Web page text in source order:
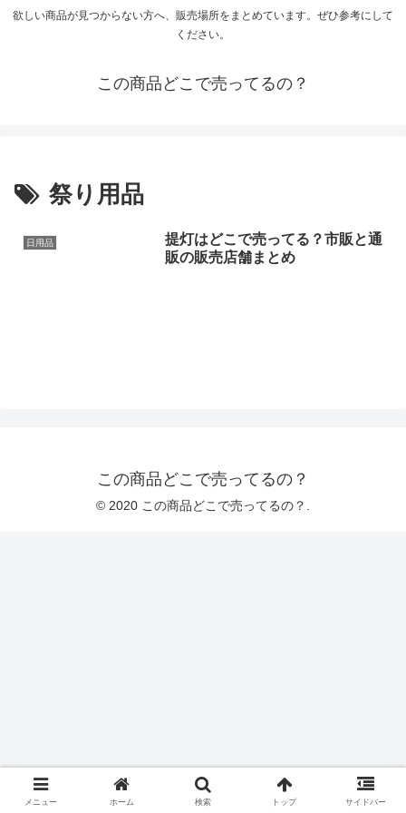
欲しい商品が見つからない方へ、販売場所をまとめています。ぜひ参考にして
ください。
この商品どこで売ってるの？
祭り用品
日用品
提灯はどこで売ってる？市販と通
販の販売店舗まとめ
この商品どこで売ってるの？
© 2020 この商品どこで売ってるの？.
メニュー ホーム 検索 トップ サイドバー